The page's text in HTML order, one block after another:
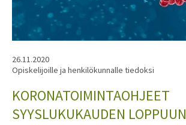
26.11.2020
Opiskelijoille ja henkilökunnalle tiedoksi
KORONATOIMINTAOHJEET
SYYSLUKUKAUDEN LOPPUUN